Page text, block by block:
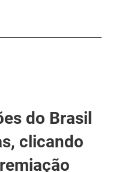
do Brasil
clicando